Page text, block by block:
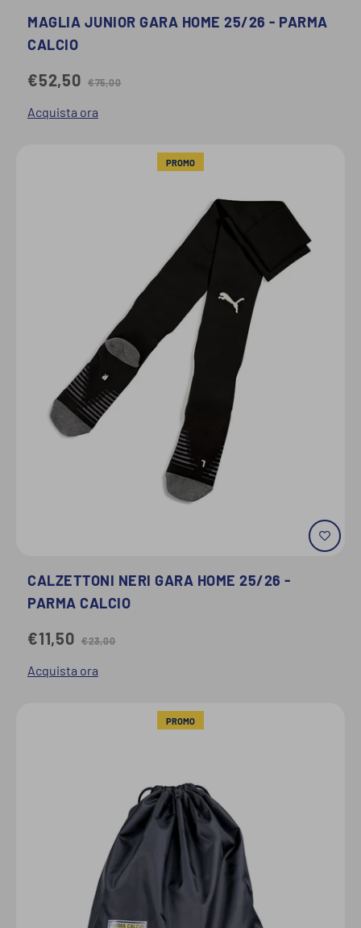
MAGLIA JUNIOR GARA HOME 25/26 - PARMA
CALCIO
€52,50 €75,00
Acquista ora
PROMO
CALZETTONI NERI GARA HOME 25/26 -
PARMA CALCIO
€11,50 €23,00
Acquista ora
PROMO